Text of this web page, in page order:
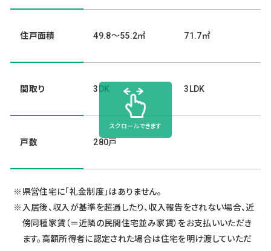
住戸面積 49.8～55.2㎡ 71.7㎡
間取り 3DK 3LDK
戸数 280戸
スクロールできます
県営住宅に「礼金制度」はありません。
入居後、収入が基準を超過したり、収入報告をされない場合、近
傍同種家賃（＝近隣の民間住宅並み家賃）をお支払いいただき
ます。高額所得者に認定された場合は住宅を明け渡していただ